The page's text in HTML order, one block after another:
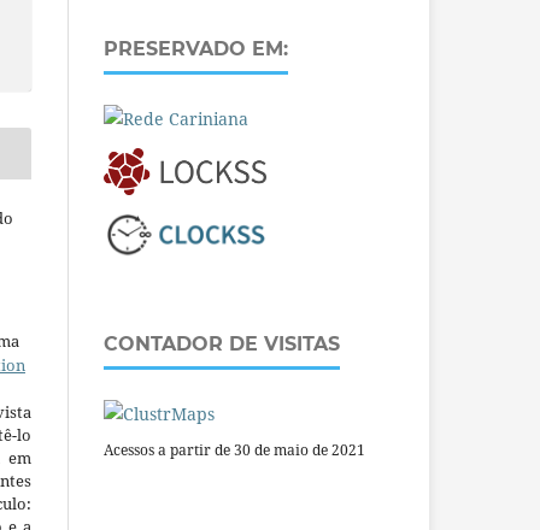
lo
em
PRESERVADO EM:
CONTADOR DE VISITAS
Acessos a partir de 30 de maio de 2021